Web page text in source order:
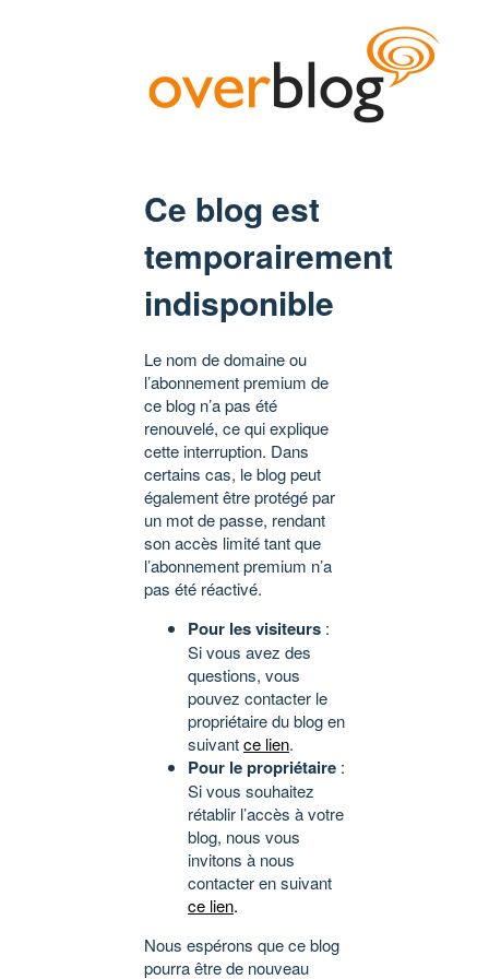
Ce blog est
temporairement
indisponible
Le nom de domaine ou
l’abonnement premium de
ce blog n’a pas été
renouvelé, ce qui explique
cette interruption. Dans
certains cas, le blog peut
également être protégé par
un mot de passe, rendant
son accès limité tant que
l’abonnement premium n’a
pas été réactivé.
Pour les visiteurs :
Si vous avez des
questions, vous
pouvez contacter le
propriétaire du blog en
suivantce lien.
Pour le propriétaire :
Si vous souhaitez
rétablir l’accès à votre
blog, nous vous
invitons à nous
contacter en suivant
ce lien.
Nous espérons que ce blog
pourra être de nouveau